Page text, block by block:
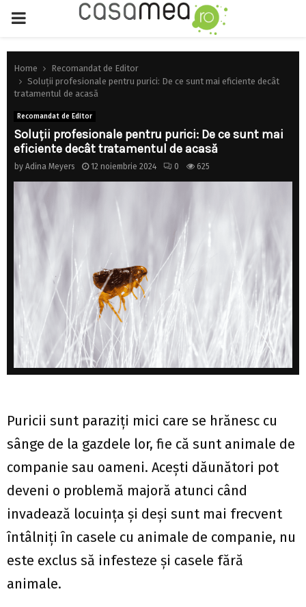
PRIMARY
MENU
Home
Recomandat de Editor
Soluții profesionale pentru purici: De ce sunt mai eficiente decât
tratamentul de acasă
Recomandat de Editor
Soluții profesionale pentru purici: De ce sunt mai
eficiente decât tratamentul de acasă
by Adina Meyers 12 noiembrie 2024 0 625
Puricii sunt paraziți mici care se hrănesc cu
sânge de la gazdele lor, fie că sunt animale de
companie sau oameni. Acești dăunători pot
deveni o problemă majoră atunci când
invadează locuința și deși sunt mai frecvent
întâlniți în casele cu animale de companie, nu
este exclus să infesteze și casele fără
animale.